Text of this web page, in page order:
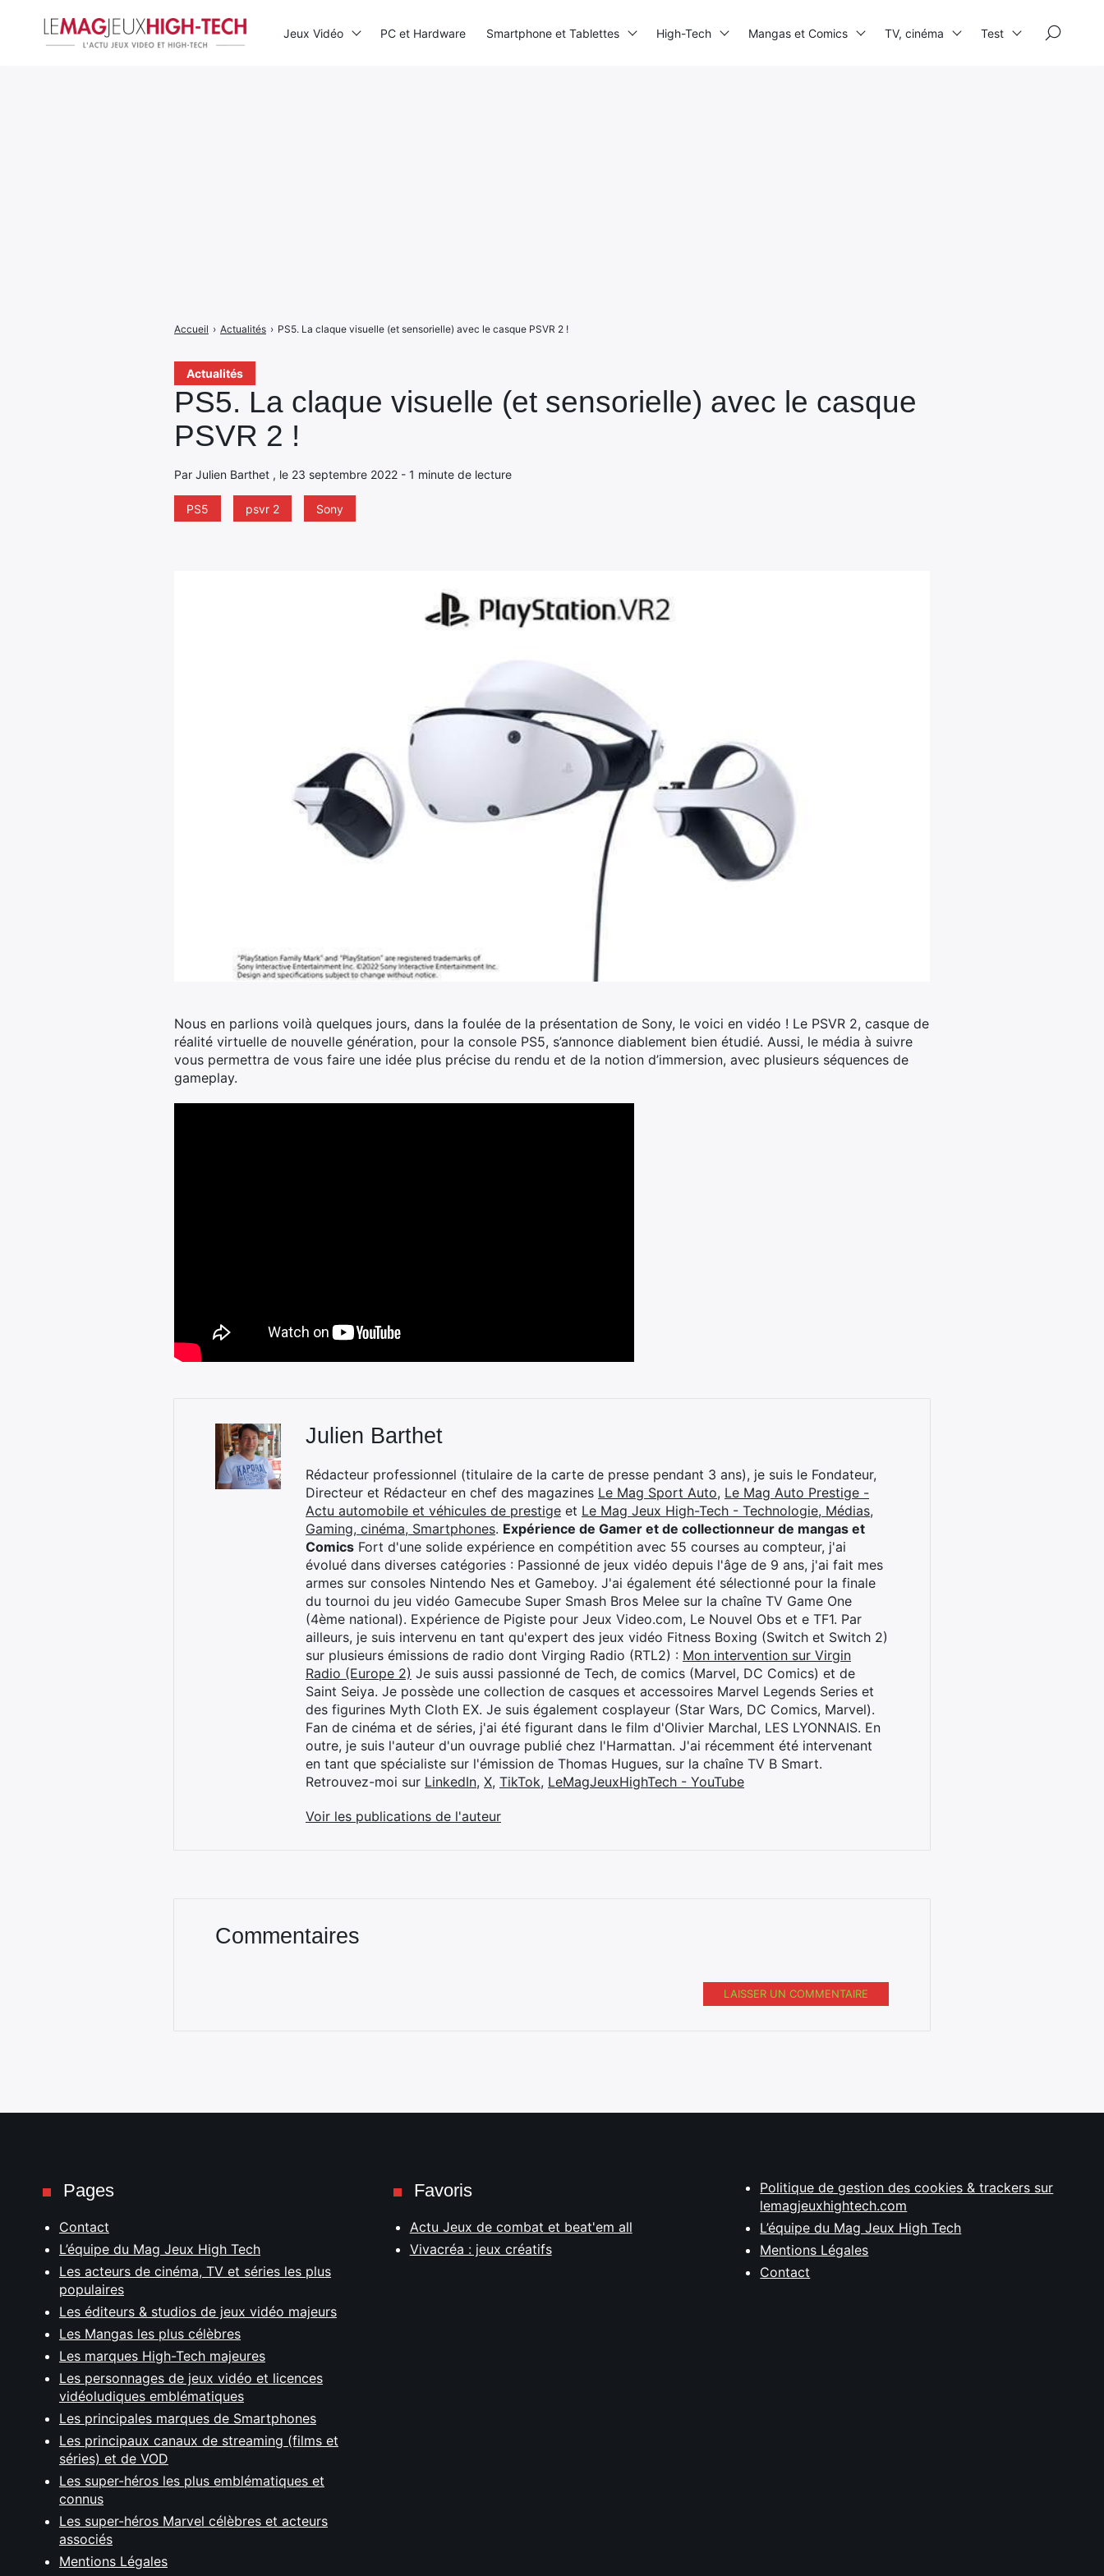
Actualités
PS5. La claque visuelle (et sensorielle) avec le casque
PSVR 2 !
Par Julien Barthet , le 23 septembre 2022 - 1 minute de lecture
PS5 psvr 2 Sony
Accueil › Actualités › PS5. La claque visuelle (et sensorielle) avec le casque PSVR 2 !
Nous en parlions voilà quelques jours, dans la foulée de la présentation de Sony, le voici en vidéo ! Le PSVR 2, casque de
réalité virtuelle de nouvelle génération, pour la console PS5, s’annonce diablement bien étudié. Aussi, le média à suivre
vous permettra de vous faire une idée plus précise du rendu et de la notion d’immersion, avec plusieurs séquences de
gameplay.
Julien Barthet
Rédacteur professionnel (titulaire de la carte de presse pendant 3 ans), je suis le Fondateur,
Directeur et Rédacteur en chef des magazines Le Mag Sport Auto, Le Mag Auto Prestige -
Actu automobile et véhicules de prestige et Le Mag Jeux High-Tech - Technologie, Médias,
Gaming, cinéma, Smartphones. Expérience de Gamer et de collectionneur de mangas et
Comics Fort d'une solide expérience en compétition avec 55 courses au compteur, j'ai
évolué dans diverses catégories : Passionné de jeux vidéo depuis l'âge de 9 ans, j'ai fait mes
armes sur consoles Nintendo Nes et Gameboy. J'ai également été sélectionné pour la finale
du tournoi du jeu vidéo Gamecube Super Smash Bros Melee sur la chaîne TV Game One
(4ème national). Expérience de Pigiste pour Jeux Video.com, Le Nouvel Obs et e TF1. Par
ailleurs, je suis intervenu en tant qu'expert des jeux vidéo Fitness Boxing (Switch et Switch 2)
sur plusieurs émissions de radio dont Virging Radio (RTL2) : Mon intervention sur Virgin
Radio (Europe 2) Je suis aussi passionné de Tech, de comics (Marvel, DC Comics) et de
Saint Seiya. Je possède une collection de casques et accessoires Marvel Legends Series et
des figurines Myth Cloth EX. Je suis également cosplayeur (Star Wars, DC Comics, Marvel).
Fan de cinéma et de séries, j'ai été figurant dans le film d'Olivier Marchal, LES LYONNAIS. En
outre, je suis l'auteur d'un ouvrage publié chez l'Harmattan. J'ai récemment été intervenant
en tant que spécialiste sur l'émission de Thomas Hugues, sur la chaîne TV B Smart.
Retrouvez-moi sur LinkedIn, X, TikTok, LeMagJeuxHighTech - YouTube
Voir les publications de l'auteur
Commentaires
LAISSER UN COMMENTAIRE
Jeux Vidéo PC et Hardware Smartphone et Tablettes High-Tech Mangas et Comics TV, cinéma Test
Pages
Contact
L’équipe du Mag Jeux High Tech
Les acteurs de cinéma, TV et séries les plus
populaires
Les éditeurs & studios de jeux vidéo majeurs
Les Mangas les plus célèbres
Les marques High-Tech majeures
Les personnages de jeux vidéo et licences
vidéoludiques emblématiques
Les principales marques de Smartphones
Les principaux canaux de streaming (films et
séries) et de VOD
Les super-héros les plus emblématiques et
connus
Les super-héros Marvel célèbres et acteurs
associés
Mentions Légales
Favoris
Actu Jeux de combat et beat'em all
Vivacréa : jeux créatifs
Politique de gestion des cookies & trackers sur
lemagjeuxhightech.com
L’équipe du Mag Jeux High Tech
Mentions Légales
Contact